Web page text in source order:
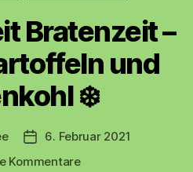
Bratenzeit –
und
❄️
Beitragsdatum
6. Februar 2021
Kommentarezu